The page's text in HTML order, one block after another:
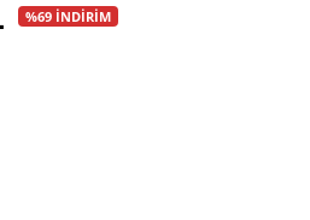
%69 İNDİRİM